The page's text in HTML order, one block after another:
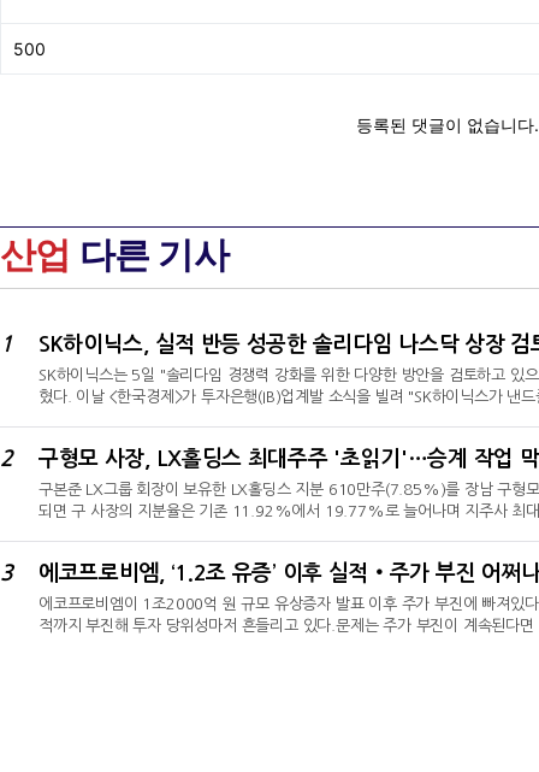
산업 다른 기사
1 SK하이닉스, 실적 반등 성공한 솔리다임 나스닥 상장 검
SK하이닉스는 5일 "솔리다임 경쟁력 강화를 위한 다양한 방안을 검토하고 있
혔다. 이날 <한국경제>가 투자은행(IB)업계발 소식을 빌려 "SK하이닉스가 낸
닉스는 지난 2021년 인텔의 미국 낸드 사업부 일부와 중국 낸드 제조거점을
2 구형모 사장, LX홀딩스 최대주주 '초읽기'…승계 작업
구본준 LX그룹 회장이 보유한 LX홀딩스 지분 610만주(7.85%)를 장남 구형
되면 구 사장의 지분율은 기존 11.92%에서 19.77%로 늘어나며 지주사 최
19.99%에서 12.14%로 낮아지고, 구형모 사장의 지분율은 19.77%까지 오
3 에코프로비엠, ‘1.2조 유증’ 이후 실적‧주가 부진 어쩌
에코프로비엠이 1조2000억 원 규모 유상증자 발표 이후 주가 부진에 빠져있
적까지 부진해 투자 당위성마저 흔들리고 있다.문제는 주가 부진이 계속된다